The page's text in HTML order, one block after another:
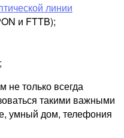
линии
и FTTB);
не только всегда
такими важными
умный дом, телефония